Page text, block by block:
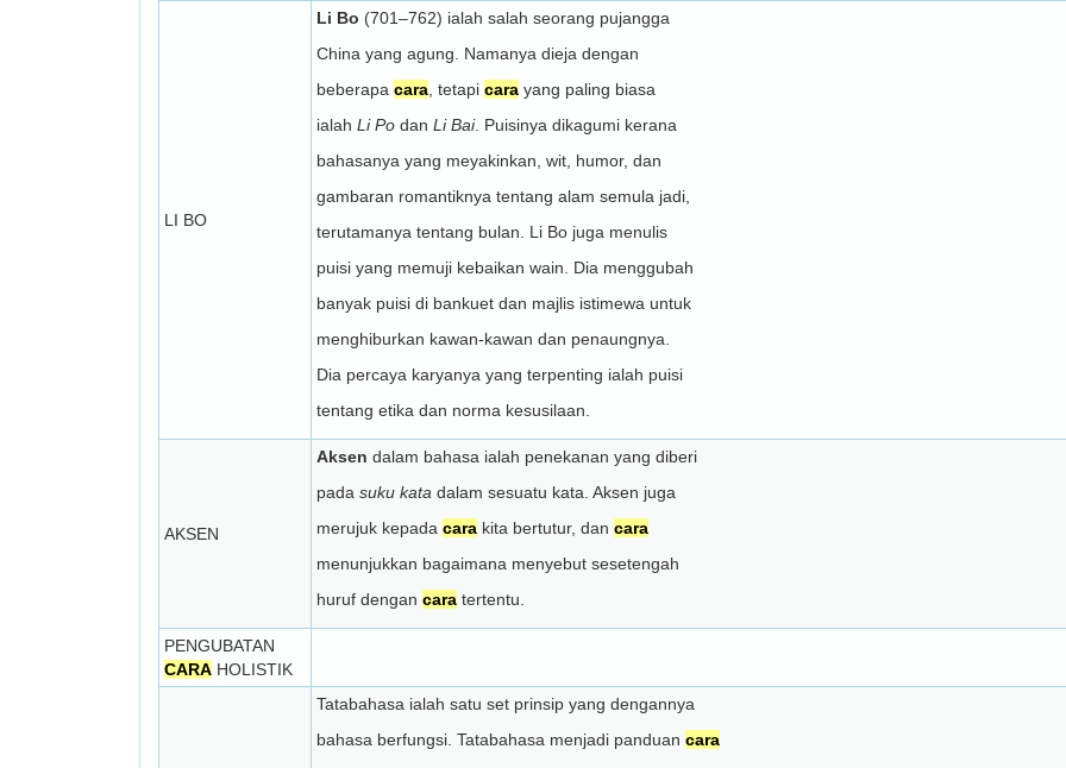
LI BO
Li Bo (701–762) ialah salah seorang pujangga
China yang agung. Namanya dieja dengan
beberapa cara , tetapi cara yang paling biasa
ialah Li Po dan Li Bai. Puisinya dikagumi kerana
bahasanya yang meyakinkan, wit, humor, dan
gambaran romantiknya tentang alam semula jadi,
terutamanya tentang bulan. Li Bo juga menulis
puisi yang memuji kebaikan wain. Dia menggubah
banyak puisi di bankuet dan majlis istimewa untuk
menghiburkan kawan-kawan dan penaungnya.
Dia percaya karyanya yang terpenting ialah puisi
tentang etika dan norma kesusilaan.
AKSEN
Aksen dalam bahasa ialah penekanan yang diberi
pada suku kata dalam sesuatu kata. Aksen juga
merujuk kepada cara kita bertutur, dan cara
menunjukkan bagaimana menyebut sesetengah
huruf dengan cara tertentu.
PENGUBATAN
CARA HOLISTIK
Tatabahasa ialah satu set prinsip yang dengannya
bahasa berfungsi. Tatabahasa menjadi panduan cara